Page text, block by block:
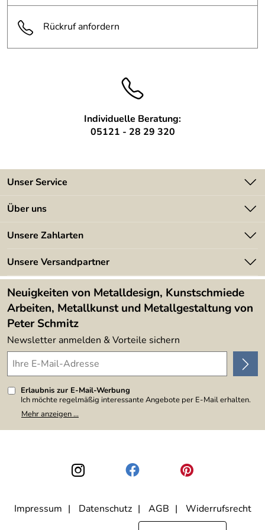
Oberfläche:
Rückruf anfordern
Individuelle Beratung:
05121 - 28 29 320
Unser Service
Kontakt
Kundeninformationen
Newsletter
Lieferbedingungen
Über uns
Angebote
Kundenbewertungen (394)
4,9/5
Unsere Zahlarten
Unsere Versandpartner
Neuigkeiten von Metalldesign, Kunstschmiede
Arbeiten, Metallkunst und Metallgestaltung von
Peter Schmitz
Newsletter anmelden & Vorteile sichern
Erlaubnis zur E-Mail-Werbung
Ich möchte regelmäßig interessante Angebote per E-Mail erhalten.
Meine E-Mail-Adresse wird nicht an andere Unternehmen
weitergegeben. Zu statistischen Zwecken wird in anonymer Form
den Link "Abmelden" am Ende des Newsletters anklicke. Die
Datenschutzerklärung
habe ich zur Kenntnis genommen.
Mehr anzeigen ...
Impressum Datenschutz AGB
Widerrufsrecht